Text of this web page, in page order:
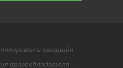
и защищён
правообладателя -